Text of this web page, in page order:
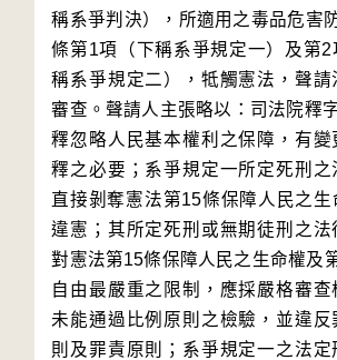
稱系爭判決），所適用之毒品危害
條第1項（下稱系爭規定一）及第2
稱系爭規定二），牴觸憲法，聲請
審查。聲請人主張略以：司法院釋
釋忽略人民基本權利之保障，有變
釋之必要；系爭規定一所定死刑之
直接剝奪憲法第15條保障人民之生
違憲；其所定死刑或無期徒刑之法
對憲法第15條保障人民之生命權及
自由最嚴重之限制，應採嚴格審查
未能通過比例原則之檢驗，並違反
則及罪責原則；系爭規定一之法定